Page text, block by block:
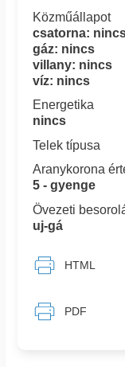
Közműállapot
csatorna:
gáz: nincs
villany: nincs
víz: nincs
Energetika
nincs
Telek típusa
Aranykorona
5 - gyenge
Övezeti
uj-gá
HTML
PDF